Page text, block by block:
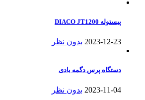
پیستوله DIACO JT1200
2023-12-23 بدون نظر
دستگاه پرس دگمه بادی
2023-11-04 بدون نظر